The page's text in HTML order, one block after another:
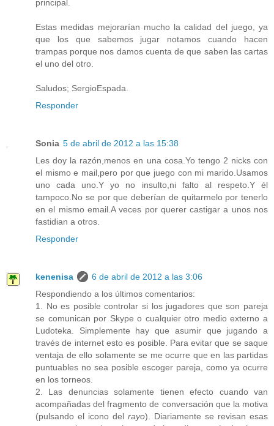
principal.
Estas medidas mejorarían mucho la calidad del juego, ya
que los que sabemos jugar notamos cuando hacen
trampas porque nos damos cuenta de que saben las cartas
el uno del otro.
Saludos; SergioEspada.
Responder
Sonia 5 de abril de 2012 a las 15:38
Les doy la razón,menos en una cosa.Yo tengo 2 nicks con
el mismo e mail,pero por que juego con mi marido.Usamos
uno cada uno.Y yo no insulto,ni falto al respeto.Y él
tampoco.No se por que deberían de quitarmelo por tenerlo
en el mismo email.A veces por querer castigar a unos nos
fastidian a otros.
Responder
kenenisa
6 de abril de 2012 a las 3:06
Respondiendo a los últimos comentarios:
1. No es posible controlar si los jugadores que son pareja
se comunican por Skype o cualquier otro medio externo a
Ludoteka. Simplemente hay que asumir que jugando a
través de internet esto es posible. Para evitar que se saque
ventaja de ello solamente se me ocurre que en las partidas
puntuables no sea posible escoger pareja, como ya ocurre
en los torneos.
2. Las denuncias solamente tienen efecto cuando van
acompañadas del fragmento de conversación que la motiva
(pulsando el icono del rayo). Diariamente se revisan esas